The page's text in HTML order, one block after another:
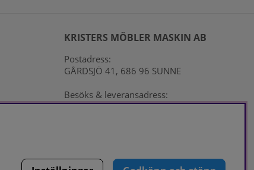
KRISTERS MÖBLER MASKIN AB
Postadress:
GÅRDSJÖ 41, 686 96 SUNNE
Besöks & leveransadress:
Gårdsjö 41, 686 96 Sunne